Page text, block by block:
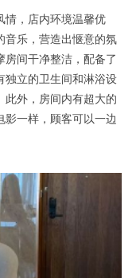
，店内环境温馨优
音乐，营造出惬意的氛
房间干净整洁，配备了
独立的卫生间和淋浴设
此外，房间内有超大的
影一样，顾客可以一边